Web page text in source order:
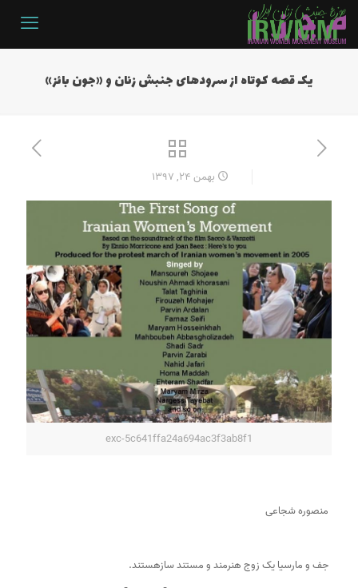
یک قصه کوتاه از سرودهای جنبش زنان و «جون بائز»
بهمن ۲۴, ۱۳۹۷
exc-5c641ffa24a694ac3f3ab8f1
منصوره شجاعی
جف و مارسیا یک زوج هنرمند و مستند سازهستند.